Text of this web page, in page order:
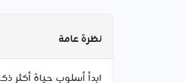
نظرة عامة